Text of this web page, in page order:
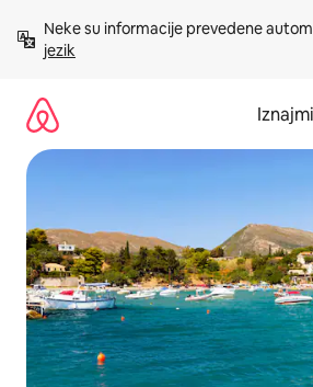
sadržaj
Neke su informacije prevedene
jezik